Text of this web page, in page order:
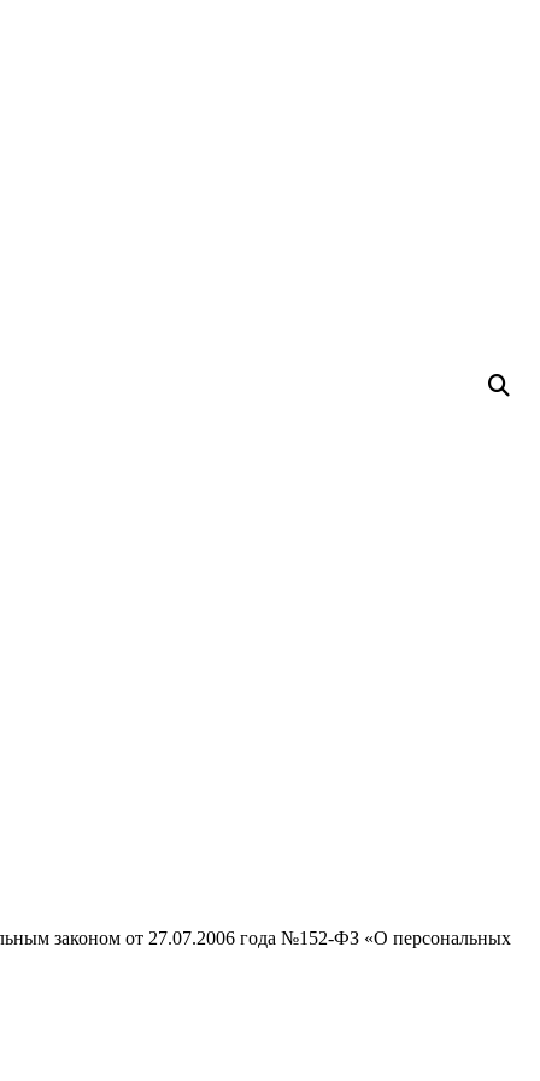
законом от 27.07.2006 года №152-ФЗ «О персональных